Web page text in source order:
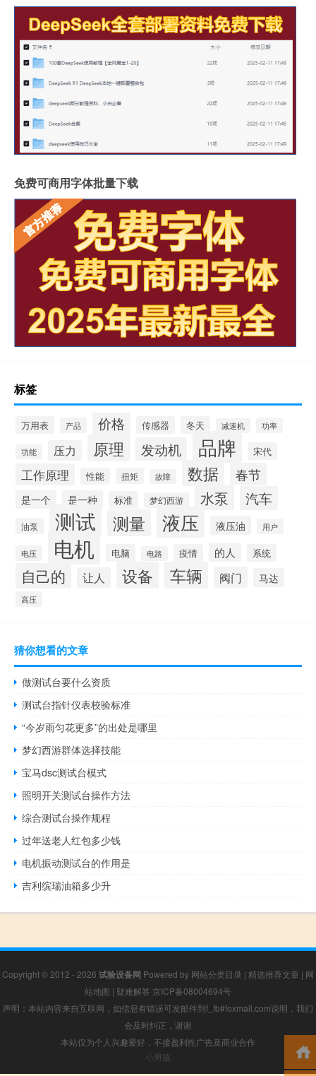
免费可商用字体批量下载
标签
万用表 产品 价格 传感器 冬天 减速机 功率
功能 压力 原理 发动机 品牌 宋代
工作原理 性能 扭矩 故障 数据 春节
是一个 是一种 标准 梦幻西游 水泵 汽车
油泵 测试 测量 液压 液压油 用户
电压 电机 电脑 电路 疫情 的人 系统
自己的 让人 设备 车辆 阀门 马达
高压
猜你想看的文章
做测试台要什么资质
测试台指针仪表校验标准
“今岁雨匀花更多”的出处是哪里
梦幻西游群体选择技能
宝马dsc测试台模式
照明开关测试台操作方法
综合测试台操作规程
过年送老人红包多少钱
电机振动测试台的作用是
吉利缤瑞油箱多少升
Copyright © 2012 - 2026 试验设备网 Powered by 网站分类目录 | 精选推荐文章 | 网
站地图 | 疑难解答 京ICP备08004694号
声明：本站内容来自互联网，如信息有错误可发邮件到f_fb#foxmail.com说明，我们
会及时纠正，谢谢
本站仅为个人兴趣爱好，不接盈利性广告及商业合作
小男孩